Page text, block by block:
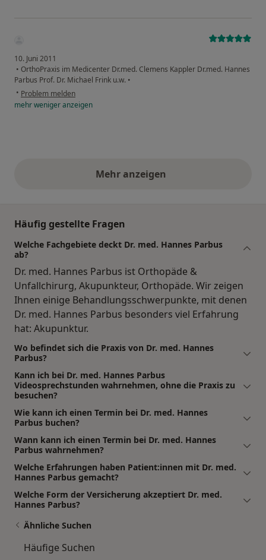
10. Juni 2011
• OrthoPraxis im Medicenter Dr.med. Clemens Kappler Dr.med. Hannes
Parbus Prof. Dr. Michael Frink u.w. •
• Problem melden
mehrwenigeranzeigen
Mehr anzeigenobige Stellungnahmen
Häufig gestellte Fragen
Welche Fachgebiete deckt Dr. med. Hannes Parbus
ab?
Dr. med. Hannes Parbus ist Orthopäde &
Unfallchirurg, Akupunkteur, Orthopäde. Wir zeigen
Ihnen einige Behandlungsschwerpunkte, mit denen
Dr. med. Hannes Parbus besonders viel Erfahrung
hat: Akupunktur.
Wo befindet sich die Praxis von Dr. med. Hannes
Parbus?
Kann ich bei Dr. med. Hannes Parbus
Videosprechstunden wahrnehmen, ohne die Praxis zu
besuchen?
Wie kann ich einen Termin bei Dr. med. Hannes
Parbus buchen?
Wann kann ich einen Termin bei Dr. med. Hannes
Parbus wahrnehmen?
Welche Erfahrungen haben Patient:innen mit Dr. med.
Hannes Parbus gemacht?
Welche Form der Versicherung akzeptiert Dr. med.
Hannes Parbus?
Ähnliche Suchen
Häufige Suchen